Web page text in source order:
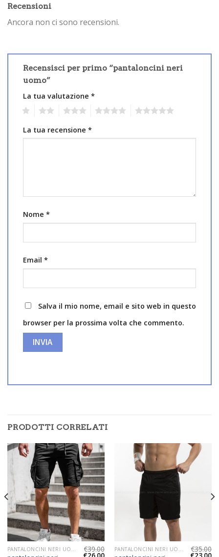
Recensioni
Ancora non ci sono recensioni.
Recensisci per primo “pantaloncini neri
uomo”
La tua valutazione *
La tua recensione *
Nome *
Email *
Salva il mio nome, email e sito web in questo
browser per la prossima volta che commento.
PRODOTTI CORRELATI
PANTALONCINI NERI UOMO €39.00 PANTALONCINI NERI UOMO €35.00